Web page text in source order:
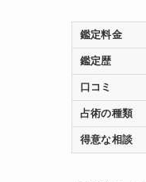
鑑定料金
鑑定歴
口コミ
占術の種類
得意な相談